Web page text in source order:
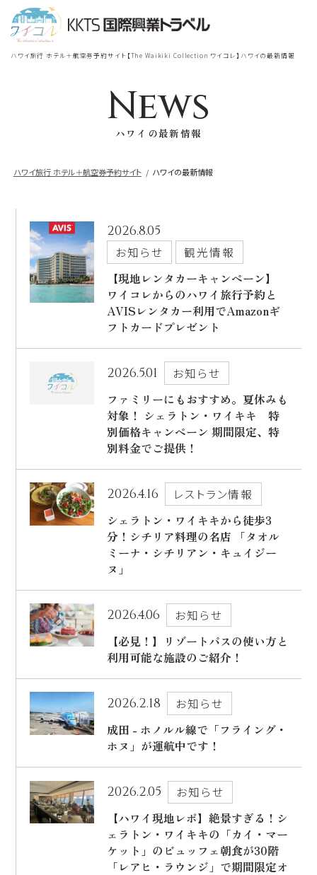
ハワイ旅行 ホテル＋航空券予約サイト【The Waikiki Collection ワイコレ】ハワイの最新情報
News
ハワイの最新情報
ハワイ旅行 ホテル＋航空券予約サイト ハワイの最新情報
2026.8.05
お知らせ
観光情報
【現地レンタカーキャンペーン】
ワイコレからのハワイ旅行予約と
AVISレンタカー利用でAmazonギ
フトカードプレゼント
2026.5.01
お知らせ
ファミリーにもおすすめ。夏休みも
対象！ シェラトン・ワイキキ 特
別価格キャンペーン 期間限定、特
別料金でご提供！
2026.4.16
レストラン情報
シェラトン・ワイキキから徒歩3
分！シチリア料理の名店 「タオル
ミーナ・シチリアン・キュイジー
ヌ」
2026.4.06
お知らせ
【必見！】リゾートパスの使い方と
利用可能な施設のご紹介！
2026.2.18
お知らせ
成田 - ホノルル線で「フライング・
ホヌ」が運航中です！
2026.2.05
お知らせ
【ハワイ現地レポ】絶景すぎる！シ
ェラトン・ワイキキの「カイ・マー
ケット」のビュッフェ朝食が30階
「レアヒ・ラウンジ」で期間限定オ
TOP
ロイヤルハワイアン ラグジュアリー
ウェスティンリゾート&スパ
シェラトン・プリンセスカイウラニ・ワイ
キキ・ビーチ
シェラトン・マウイ・リゾート＆スパ
よくあるご質問
お客様の声
ご予約の流れ
ハワイ旅行～ご出発からご帰国までの流れ～
CLOSE
宿泊 ＋ 航空券
帰国の到着地が違うお客様
座席クラス
航空会社
出発日
2026年8月30日(日)
現地出発日
2026年9月03日(木)
部屋数
人数
大人2名/子供 0名/添い寝0 名/幼児0名
宿泊+航空券を検索
宿泊予約のみのお客様
シェラトン・ワイキキ・ビーチリゾート
ロイヤルハワイアン ラグジュアリーコレクションリゾート
モアナサーフライダー ウェスティンリゾート&スパ
シェラトン プリンセス・カイウラニ
シェラトン・マウイ・リゾート&スパ